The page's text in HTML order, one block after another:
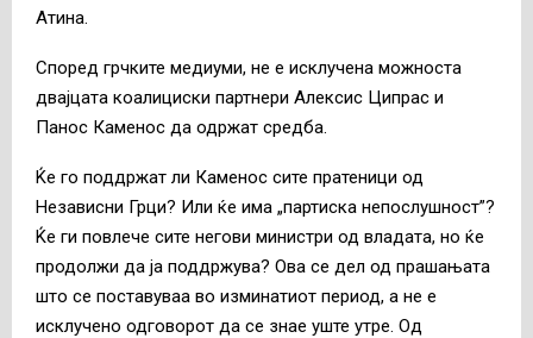
Атина.
Според грчките медиуми, не е исклучена можноста
двајцата коалициски партнери Алексис Ципрас и
Панос Каменос да одржат средба.
Ќе го поддржат ли Каменос сите пратеници од
Независни Грци? Или ќе има „партиска непослушност”?
Ќе ги повлече сите негови министри од владата, но ќе
продолжи да ја поддржува? Ова се дел од прашањата
што се поставуваа во изминатиот период, а не е
исклучено одговорот да се знае уште утре. Од